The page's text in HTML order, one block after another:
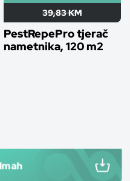
39,83 KM
PestRepePro tjerač
nametnika, 120 m2